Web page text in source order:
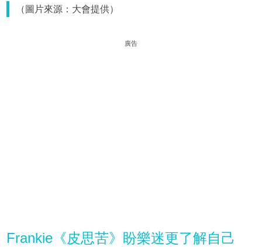
（圖片來源：大會提供）
廣告
Frankie《皮思苦》盼樂迷更了解自己